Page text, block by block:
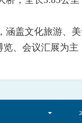
涵盖文化旅游、
览、会议汇展为主